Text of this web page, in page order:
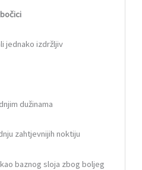
jednako izdržljiv
dužinama
zahtjevnijih noktiju
baznog sloja zbog boljeg